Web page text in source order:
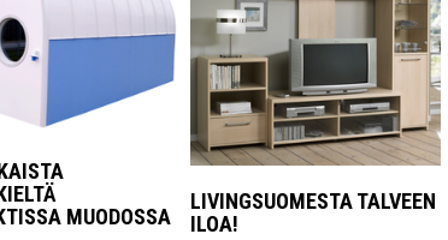
MUODOSSA
LIVINGSUOMESTA TALVEEN
ILOA!